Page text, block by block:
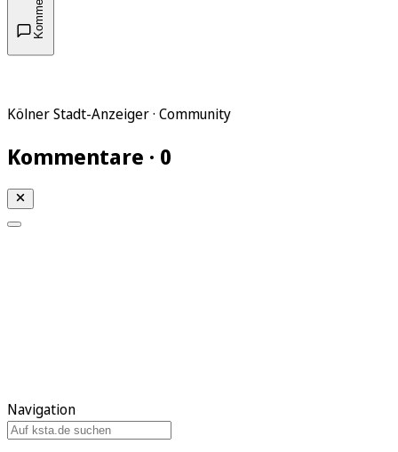
Kölner Stadt-Anzeiger · Community
Kommentare · 0
Navigation